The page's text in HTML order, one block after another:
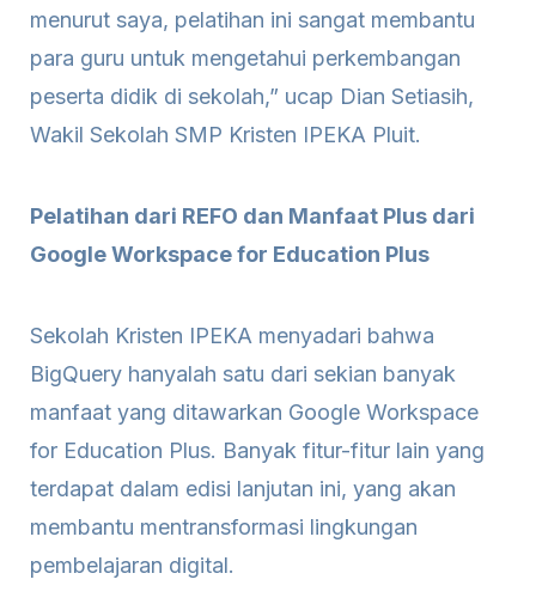
menurut saya, pelatihan ini sangat membantu
para guru untuk mengetahui perkembangan
peserta didik di sekolah,” ucap Dian Setiasih,
Wakil Sekolah SMP Kristen IPEKA Pluit.
Pelatihan dari REFO dan Manfaat Plus dari
Google Workspace for Education Plus
Sekolah Kristen IPEKA menyadari bahwa
BigQuery hanyalah satu dari sekian banyak
manfaat yang ditawarkan Google Workspace
for Education Plus. Banyak fitur-fitur lain yang
terdapat dalam edisi lanjutan ini, yang akan
membantu mentransformasi lingkungan
pembelajaran digital.